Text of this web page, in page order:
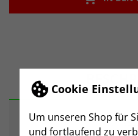
Cookie
Um unseren Shop für
und fortlaufend zu